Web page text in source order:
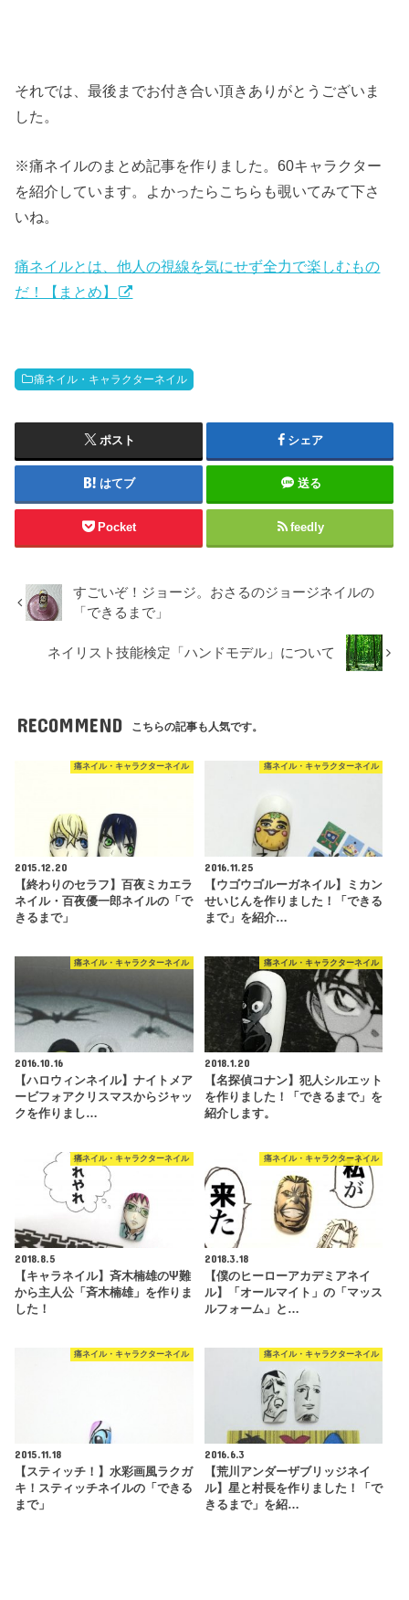
それでは、最後までお付き合い頂きありがとうございま
した。
※痛ネイルのまとめ記事を作りました。60キャラクター
を紹介しています。よかったらこちらも覗いてみて下さ
いね。
痛ネイルとは、他人の視線を気にせず全力で楽しむもの
だ！【まとめ】
痛ネイル・キャラクターネイル
ポスト シェア
はてブ 送る
Pocket feedly
すごいぞ！ジョージ。おさるのジョージネイルの
「できるまで」
ネイリスト技能検定「ハンドモデル」について
RECOMMEND こちらの記事も人気です。
痛ネイル・キャラクターネイル
2015.12.20
【終わりのセラフ】百夜ミカエラ
ネイル・百夜優一郎ネイルの「で
きるまで」
痛ネイル・キャラクターネイル
2016.11.25
【ウゴウゴルーガネイル】ミカン
せいじんを作りました！「できる
まで」を紹介…
痛ネイル・キャラクターネイル
2016.10.16
【ハロウィンネイル】ナイトメア
ービフォアクリスマスからジャッ
クを作りまし…
痛ネイル・キャラクターネイル
2018.1.20
【名探偵コナン】犯人シルエット
を作りました！「できるまで」を
紹介します。
痛ネイル・キャラクターネイル
2018.8.5
【キャラネイル】斉木楠雄のΨ難
から主人公「斉木楠雄」を作りま
した！
痛ネイル・キャラクターネイル
2018.3.18
【僕のヒーローアカデミアネイ
ル】「オールマイト」の「マッス
ルフォーム」と…
痛ネイル・キャラクターネイル
2015.11.18
【スティッチ！】水彩画風ラクガ
キ！スティッチネイルの「できる
まで」
痛ネイル・キャラクターネイル
2016.6.3
【荒川アンダーザブリッジネイ
ル】星と村長を作りました！「で
きるまで」を紹…